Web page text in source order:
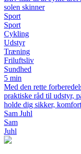
solen skinner
Sport
Sport
Cykling
Udstyr
Træning
Friluftsliv
Sundhed
5 min
Med den rette
praktiske råd til udstyr,
holde dig sikker,
Sam Juhl
Sam
Juhl